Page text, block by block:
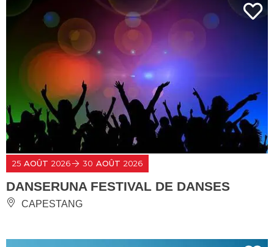
25 AOÛT 2026 30 AOÛT 2026
DANSERUNA FESTIVAL DE DANSES
CAPESTANG